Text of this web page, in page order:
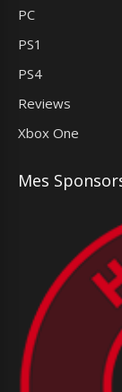
PC
PS1
PS4
Reviews
Xbox One
Mes